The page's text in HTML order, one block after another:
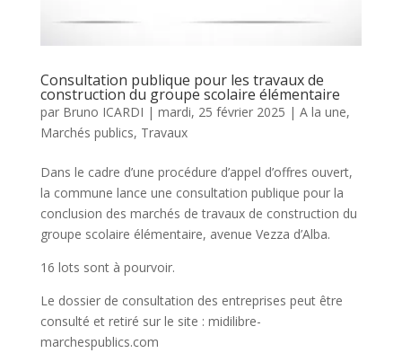
Consultation publique pour les travaux de
construction du groupe scolaire élémentaire
par Bruno ICARDI | mardi, 25 février 2025 | A la une,
Marchés publics, Travaux
Dans le cadre d’une procédure d’appel d’offres ouvert,
la commune lance une consultation publique pour la
conclusion des marchés de travaux de construction du
groupe scolaire élémentaire, avenue Vezza d’Alba.
16 lots sont à pourvoir.
Le dossier de consultation des entreprises peut être
consulté et retiré sur le site : midilibre-
marchespublics.com